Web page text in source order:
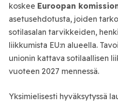
koskee Euroopan
asetusehdotusta, joiden
sotilasalan tarvikkeiden,
liikkumista EU:n alueella.
unionin kattava sotilaallisen
vuoteen 2027 mennessä.
Yksimielisesti hyväksytyssä